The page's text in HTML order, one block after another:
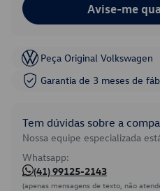
Avise-me
Peça Original Volkswagen
Garantia de 3 meses de
Tem dúvidas sobre a
Nossa equipe especializada
Whatsapp:
(41) 99125-2143
(apenas mensagens de texto, não